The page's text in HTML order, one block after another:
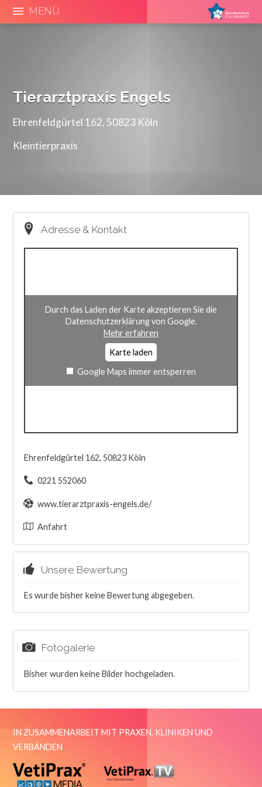
MENÜ
Tierarztpraxis Engels
Ehrenfeldgürtel 162, 50823 Köln
Kleintierpraxis
Adresse & Kontakt
Durch das Laden der Karte akzeptieren Sie die
Datenschutzerklärung von Google.
Mehr erfahren
Karte laden
Google Maps immer entsperren
Ehrenfeldgürtel 162, 50823 Köln
0221 552060
www.tierarztpraxis-engels.de/
Anfahrt
Unsere Bewertung
Es wurde bisher keine Bewertung abgegeben.
Fotogalerie
Bisher wurden keine Bilder hochgeladen.
IN ZUSAMMENARBEIT MIT PRAXEN, KLINIKEN UND
VERBÄNDEN